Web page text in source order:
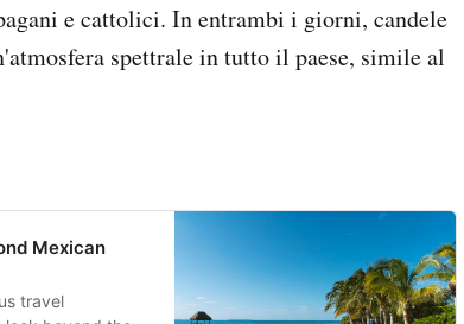
e cattolici. In entrambi i giorni, candele
spettrale in tutto il paese, simile al
Mexican
travel